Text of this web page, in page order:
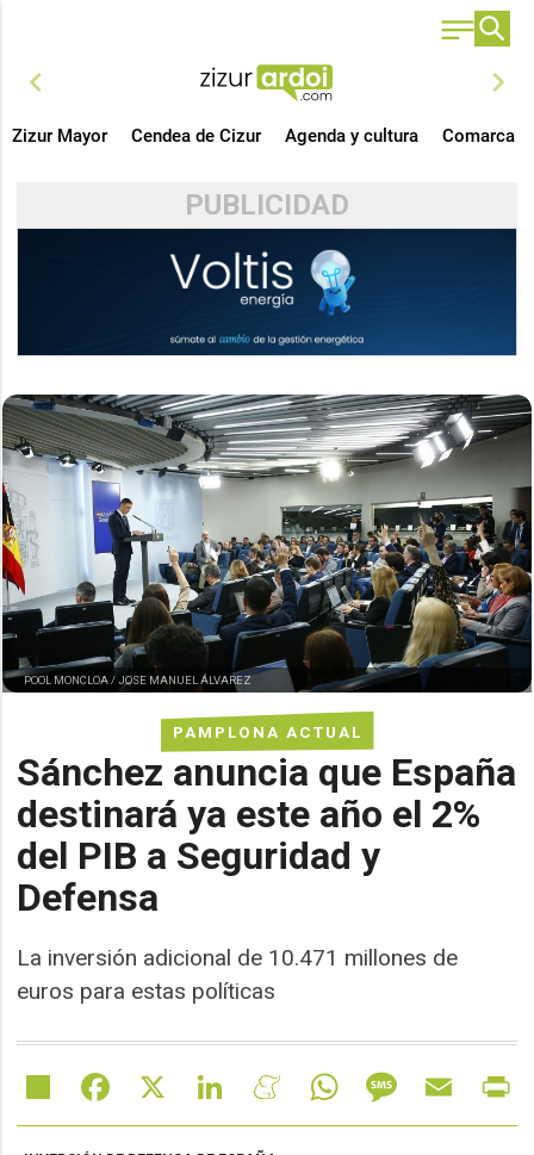
chevron_left chevron_right
Zizur Mayor Cendea de Cizur Agenda y cultura Comarca
PUBLICIDAD
PAMPLONA ACTUAL
Sánchez anuncia que España
destinará ya este año el 2%
del PIB a Seguridad y
Defensa
La inversión adicional de 10.471 millones de
euros para estas políticas
POOL MONCLOA / JOSE MANUEL ÁLVAREZ
Share Facebook LinkedIn MeneameWhatsAppMessageEmail